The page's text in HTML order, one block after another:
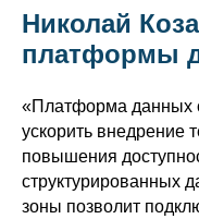
Николай
платформы
«Платформа данных
ускорить внедрение
повышения
структурированных
зоны позволит